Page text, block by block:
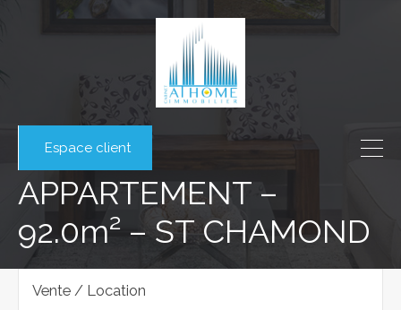
Espace client
APPARTEMENT –
92.0m² – ST CHAMOND
Vente / Location